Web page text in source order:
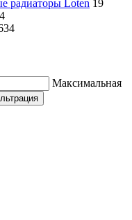
радиаторы Loten 19
Максимальная